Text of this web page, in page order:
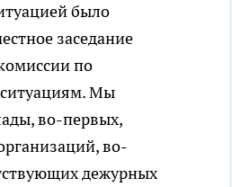
было
заседание
по
Мы
во-первых,
во-
дежурных